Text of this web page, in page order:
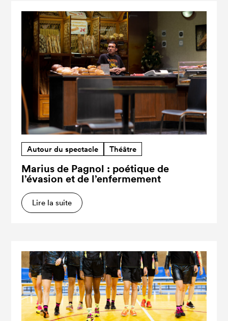
Autour du spectacle Théâtre
Marius de Pagnol : poétique de
l’évasion et de l’enfermement
Lire la suite